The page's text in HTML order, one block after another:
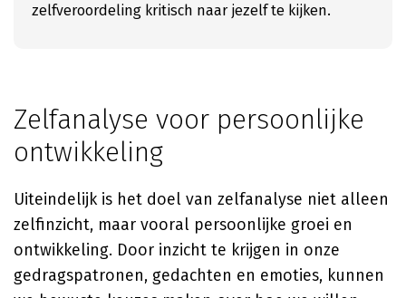
zelfveroordeling kritisch naar jezelf te kijken.
Zelfanalyse voor persoonlijke
ontwikkeling
Uiteindelijk is het doel van zelfanalyse niet alleen
zelfinzicht, maar vooral persoonlijke groei en
ontwikkeling. Door inzicht te krijgen in onze
gedragspatronen, gedachten en emoties, kunnen